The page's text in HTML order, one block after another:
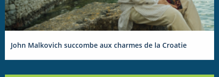
John Malkovich succombe aux charmes de la Croatie